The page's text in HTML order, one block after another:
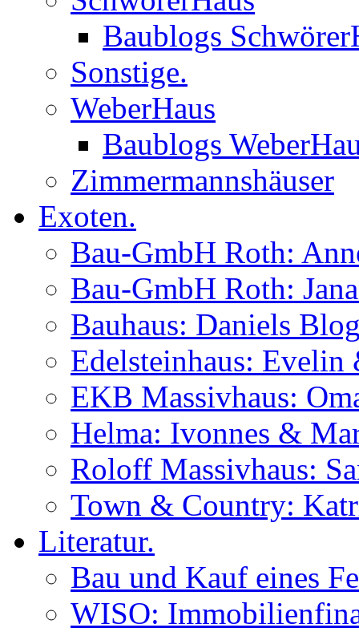
Baublogs
Sonstige.
WeberHaus
Baublogs
Zimmermannshäuser
Exoten.
Bau-GmbH Roth:
Bau-GmbH Roth:
Bauhaus: Daniels
Edelsteinhaus:
EKB Massivhaus:
Helma: Ivonnes &
Roloff Massivhaus:
Town & Country:
Literatur.
Bau und Kauf eines
WISO: